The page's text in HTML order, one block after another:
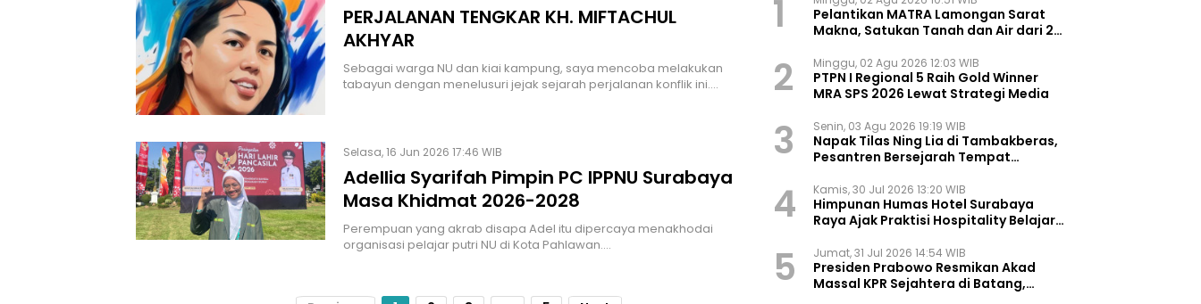
PERJALANAN TENGKAR KH. MIFTACHUL
AKHYAR
Sebagai warga NU dan kiai kampung, saya mencoba melakukan
tabayun dengan menelusuri jejak sejarah perjalanan konflik ini.…
Selasa, 16 Jun 2026 17:46 WIB
Adellia Syarifah Pimpin PC IPPNU Surabaya
Masa Khidmat 2026-2028
Perempuan yang akrab disapa Adel itu dipercaya menakhodai
organisasi pelajar putri NU di Kota Pahlawan.…
1
Pelantikan MATRA Lamongan Sarat
Makna, Satukan Tanah dan Air dari 27
2 Minggu, 02 Agu 2026 12:03 WIB
PTPN I Regional 5 Raih Gold Winner
MRA SPS 2026 Lewat Strategi Media
3 Senin, 03 Agu 2026 19:19 WIB
Napak Tilas Ning Lia di Tambakberas,
Pesantren Bersejarah Tempat
4 Kamis, 30 Jul 2026 13:20 WIB
Himpunan Humas Hotel Surabaya
Raya Ajak Praktisi Hospitality Belajar
5 Jumat, 31 Jul 2026 14:54 WIB
Presiden Prabowo Resmikan Akad
Massal KPR Sejahtera di Batang,